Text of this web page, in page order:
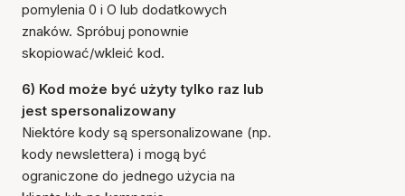
pomylenia 0 i O lub dodatkowych
znaków. Spróbuj ponownie
skopiować/wkleić kod.
6) Kod może być użyty tylko raz lub
jest spersonalizowany
Niektóre kody są spersonalizowane (np.
kody newslettera) i mogą być
ograniczone do jednego użycia na